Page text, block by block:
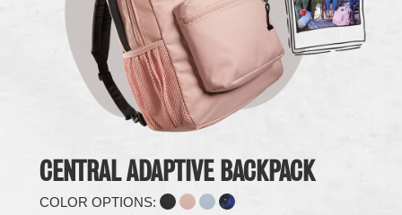
CENTRAL ADAPTIVE BACKPACK
COLOR OPTIONS: